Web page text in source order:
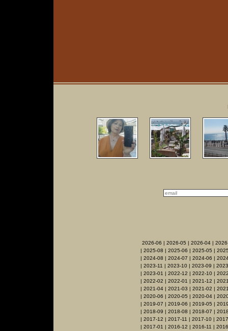
2026-06 | 2026-05 | 2026-04 |
| 2025-08 | 2025-06 | 2025-05 |
| 2024-08 | 2024-07 | 2024-06 |
| 2023-11 | 2023-10 | 2023-09 |
| 2023-01 | 2022-12 | 2022-10|
| 2022-02 | 2022-01 | 2021-12 |
| 2021-04| 2021-03 | 2021-02 |
| 2020-06 | 2020-05 | 2020-04 |
| 2019-07 | 2019-06 | 2019-05 |
| 2018-09 | 2018-08 | 2018-07 |
| 2017-12 | 2017-11 | 2017-10 |
| 2017-01 | 2016-12 | 2016-11 |